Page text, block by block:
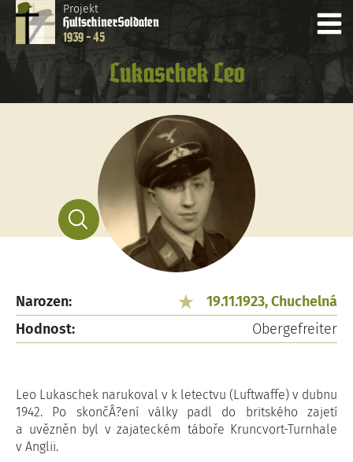
Projekt
HultschinerSoldaten
1939 - 45
Lukaschek Leo
Narozen:
19.11.1923, Chuchelná
Hodnost:
Obergefreiter
Leo Lukaschek narukoval v k letectvu (Luftwaffe) v dubnu
1942. Po skončÂ?ení války padl do britského zajetí
a uvězněn byl v zajateckém táboře Kruncvort-Turnhale
v Anglii.